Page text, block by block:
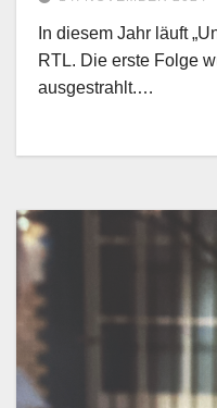
In diesem Jahr läuft
RTL. Die erste Folge
ausgestrahlt.…